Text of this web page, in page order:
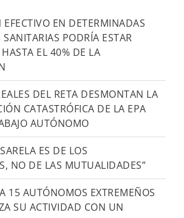
EFECTIVO EN DETERMINADAS
PODRÍA ESTAR
EL 40% DE LA
DEL RETA DESMONTAN LA
CATASTRÓFICA DE LA EPA
AUTÓNOMO
ES DE LOS
NO DE LAS MUTUALIDADES”
15 AUTÓNOMOS EXTREMEÑOS
SU ACTIVIDAD CON UN